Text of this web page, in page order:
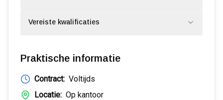
Vereiste kwalificaties
Praktische informatie
Contract: Voltijds
Locatie: Op kantoor